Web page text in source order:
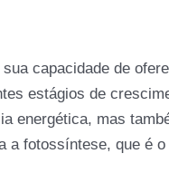
capacidade de
estágios de
energética, mas
fotossíntese, que é